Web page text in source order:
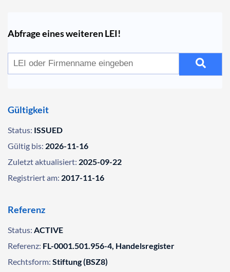
Abfrage eines weiteren LEI!
Gültigkeit
Status: ISSUED
Gültig bis: 2026-11-16
Zuletzt aktualisiert: 2025-09-22
Registriert am: 2017-11-16
Referenz
Status: ACTIVE
Referenz: FL-0001.501.956-4, Handelsregister
Rechtsform: Stiftung (BSZ8)